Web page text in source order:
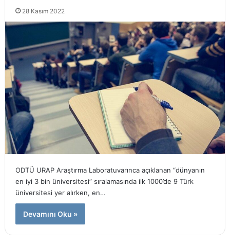
28 Kasım 2022
ODTÜ URAP Araştırma Laboratuvarınca açıklanan “dünyanın
en iyi 3 bin üniversitesi” sıralamasında ilk 1000’de 9 Türk
üniversitesi yer alırken, en…
Devamını Oku »